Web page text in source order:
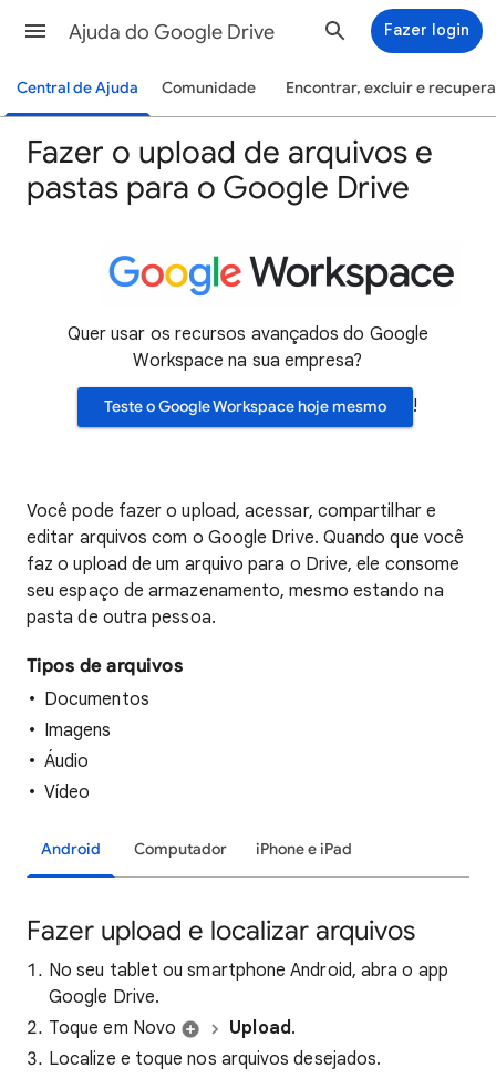
Ajuda do Google Drive Fazer login
Central de Ajuda Comunidade Encontrar, excluir e
Fazer o upload de arquivos e
pastas para o Google Drive
Quer usar os recursos avançados do Google
Workspace na sua empresa?
Teste o Google Workspace hoje mesmo !
Você pode fazer o upload, acessar, compartilhar e
editar arquivos com o Google Drive. Quando que você
faz o upload de um arquivo para o Drive, ele consome
seu espaço de armazenamento, mesmo estando na
pasta de outra pessoa.
Tipos de arquivos
Documentos
Imagens
Áudio
Vídeo
Android Computador iPhone e iPad
Fazer upload e localizar arquivos
No seu tablet ou smartphone Android, abra o app
Google Drive.
Toque em Novo
Upload.
Localize e toque nos arquivos desejados.